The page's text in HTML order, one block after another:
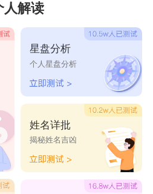
徐谣
徐岱 徐嘉
徐缦
徐茵
徐藏
徐莹
人解读
星盘分析
个人星盘分析
姓名详批
揭秘姓名吉凶